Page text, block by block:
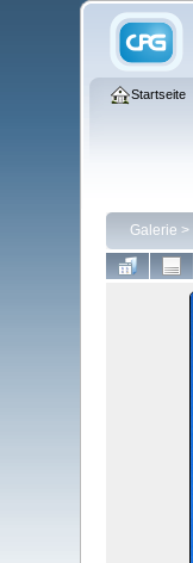
Startseite
Galerie >